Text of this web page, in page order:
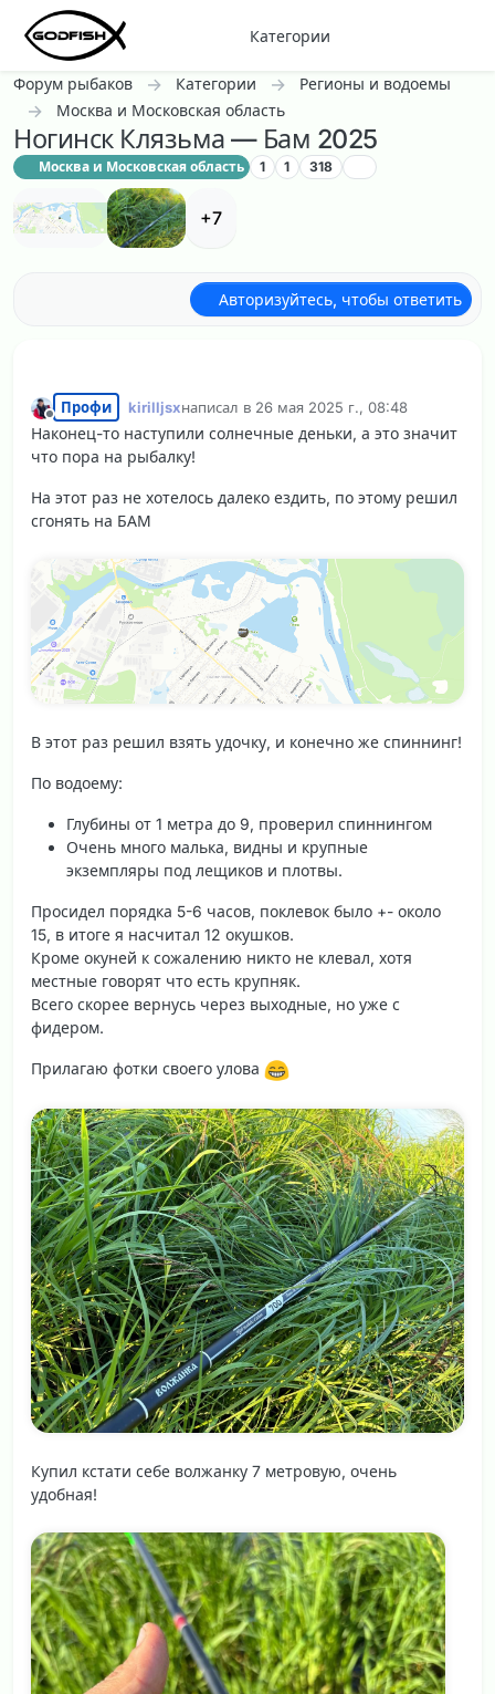
Перейти к содержанию
Категории
Форум рыбаков Категории
Регионы и водоемы
Москва и Московская область
Ногинск Клязьма — Бам 2025
Москва и Московская область 1 1 318
+7
Авторизуйтесь, чтобы ответить
Не в сети
Профи kirilljsxнаписал в 26 мая 2025 г., 08:48
отредактировано
Наконец-то наступили солнечные деньки, а это значит
что пора на рыбалку!
На этот раз не хотелось далеко ездить, по этому решил
сгонять на БАМ
В этот раз решил взять удочку, и конечно же спиннинг!
По водоему:
Глубины от 1 метра до 9, проверил спиннингом
Очень много малька, видны и крупные
экземпляры под лещиков и плотвы.
Просидел порядка 5-6 часов, поклевок было +- около
15, в итоге я насчитал 12 окушков.
Кроме окуней к сожалению никто не клевал, хотя
местные говорят что есть крупняк.
Всего скорее вернусь через выходные, но уже с
фидером.
Прилагаю фотки своего улова
Купил кстати себе волжанку 7 метровую, очень
удобная!